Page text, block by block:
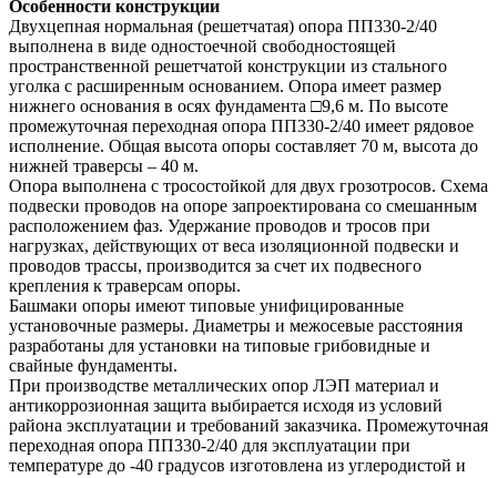
Особенности конструкции
Двухцепная нормальная (решетчатая) опора ПП330-2/40
выполнена в виде одностоечной свободностоящей
пространственной решетчатой конструкции из стального
уголка с расширенным основанием. Опора имеет размер
нижнего основания в осях фундамента □9,6 м. По высоте
промежуточная переходная опора ПП330-2/40 имеет рядовое
исполнение. Общая высота опоры составляет 70 м, высота до
нижней траверсы – 40 м.
Опора выполнена с тросостойкой для двух грозотросов. Схема
подвески проводов на опоре запроектирована со смешанным
расположением фаз. Удержание проводов и тросов при
нагрузках, действующих от веса изоляционной подвески и
проводов трассы, производится за счет их подвесного
крепления к траверсам опоры.
Башмаки опоры имеют типовые унифицированные
установочные размеры. Диаметры и межосевые расстояния
разработаны для установки на типовые грибовидные и
свайные фундаменты.
При производстве металлических опор ЛЭП материал и
антикоррозионная защита выбирается исходя из условий
района эксплуатации и требований заказчика. Промежуточная
переходная опора ПП330-2/40 для эксплуатации при
температуре до -40 градусов изготовлена из углеродистой и